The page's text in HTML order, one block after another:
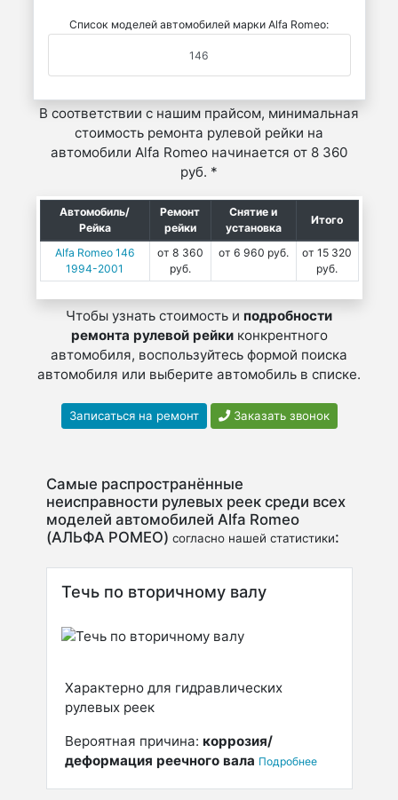
Список моделей автомобилей марки Alfa Romeo:
146
В соответствии с нашим прайсом, минимальная
стоимость ремонта рулевой рейки на
автомобили Alfa Romeo начинается от 8 360
руб. *
Автомобиль/
Рейка
Ремонт
рейки
Снятие и
установка
Итого
Alfa Romeo 146
1994-2001
от 8 360
руб.
от 6 960 руб.
от 15 320
руб.
Чтобы узнать стоимость и подробности
ремонта рулевой рейкиконкрентного
автомобиля, воспользуйтесь формой поиска
автомобиля или выберите автомобиль в списке.
Записаться на ремонт Заказать звонок
Самые распространённые
неисправности рулевых реек среди всех
моделей автомобилей Alfa Romeo
(АЛЬФА РОМЕО) согласно нашей статистики:
Течь по вторичному валу
Характерно для гидравлических
рулевых реек
Вероятная причина: коррозия/
деформация реечного вала Подробнее